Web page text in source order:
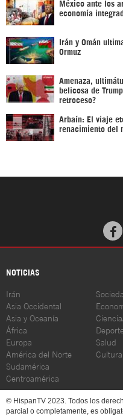
México ante los
economía
Irán y Omán
Ormuz
Amenaza,
belicosa de
retroceso?
Arbaín: El viaje
renacimiento del
NOTICIAS
Irán
Asia Occidental
Asia y Oceanía
África
Europa
América del Norte
Sudamérica
Centroamérica
Deporte
Salud
Cultura
© HispanTV 2023. Todos los
parcial o completamente, es